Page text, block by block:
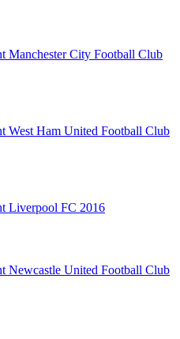
Manchester City Football Club
West Ham United Football Club
Liverpool FC 2016
Newcastle United Football Club